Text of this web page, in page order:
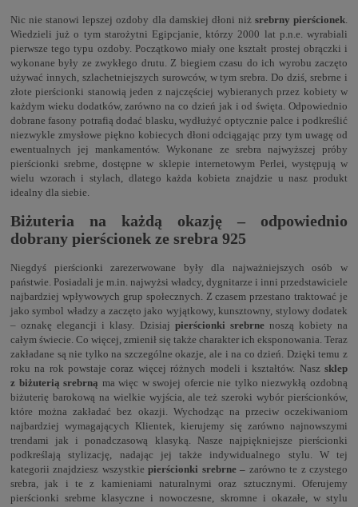
Nic nie stanowi lepszej ozdoby dla damskiej dłoni niż srebrny pierścionek
Wiedzieli już o tym starożytni Egipcjanie, którzy 2000 lat p.n.e. wyrabiali
pierwsze tego typu ozdoby. Początkowo miały one kształt prostej obrączki i
wykonane były ze zwykłego drutu. Z biegiem czasu do ich wyrobu zaczęto
używać innych, szlachetniejszych surowców, w tym srebra. Do dziś, srebrne i
złote pierścionki stanowią jeden z najczęściej wybieranych przez kobiety w
każdym wieku dodatków, zarówno na co dzień jak i od święta. Odpowiednio
dobrane fasony potrafią dodać blasku, wydłużyć optycznie palce i podkreślić
niezwykle zmysłowe piękno kobiecych dłoni odciągając przy tym uwagę od
ewentualnych jej mankamentów. Wykonane ze srebra najwyższej próby
pierścionki srebrne, dostępne w sklepie internetowym Perlei, występują w
wielu wzorach i stylach, dlatego każda kobieta znajdzie u nasz produkt
idealny dla siebie.
Biżuteria na każdą okazję – odpowiednio
dobrany pierścionek ze srebra 925
Niegdyś pierścionki zarezerwowane były dla najważniejszych osób w
państwie. Posiadali je m.in. najwyżsi władcy, dygnitarze i inni przedstawiciele
najbardziej wpływowych grup społecznych. Z czasem przestano traktować je
jako symbol władzy a zaczęto jako wyjątkowy, kunsztowny, stylowy dodatek
– oznakę elegancji i klasy. Dzisiaj pierścionki srebrnenoszą kobiety na
całym świecie. Co więcej, zmienił się także charakter ich eksponowania. Teraz
zakładane są nie tylko na szczególne okazje, ale i na co dzień. Dzięki temu z
roku na rok powstaje coraz więcej różnych modeli i kształtów. Nasz sklep
z biżuterią srebrną ma więc w swojej ofercie nie tylko niezwykłą ozdobną
biżuterię barokową na wielkie wyjścia, ale też szeroki wybór pierścionków,
które można zakładać bez okazji. Wychodząc na przeciw oczekiwaniom
najbardziej wymagających Klientek, kierujemy się zarówno najnowszymi
trendami jak i ponadczasową klasyką. Nasze najpiękniejsze pierścionki
podkreślają stylizację, nadając jej także indywidualnego stylu. W tej
kategorii znajdziesz wszystkiepierścionki srebrne – zarówno te z czystego
srebra, jak i te z kamieniami naturalnymi oraz sztucznymi. Oferujemy
pierścionki srebrne klasyczne i nowoczesne, skromne i okazałe, w stylu